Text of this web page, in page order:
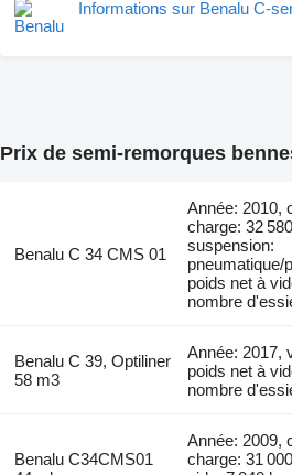
Informations sur Benalu C-
Prix de semi-remorques
Benalu C 34 CMS 01
Année: 2010,
charge: 32
suspension:
pneumatique/
poids net à
nombre
Benalu C 39, Optiliner
58 m3
Année: 2017,
poids net à
nombre
Benalu C34CMS01
Année: 2009,
charge: 31